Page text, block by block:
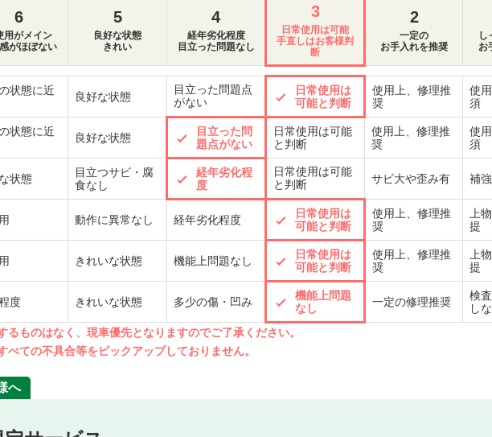
6
用がメイン
がほぼない
5
良好な状態
きれい
4
経年劣化程度
目立った問題なし
3
日常使用は可能
手直しはお客様判
断
2
一定の
お手入れを推奨
し
お
状態に近
良好な状態
目立った問題点
がない
日常使用は
可能と判断
使用上、修理推
奨
使
須
状態に近
良好な状態
目立った問
題点がない
日常使用は可能
と判断
使用上、修理推
奨
使
須
状態
目立つサビ・腐
食なし
経年劣化程
度
日常使用は可能
と判断
サビ大や歪み有 補
動作に異常なし 経年劣化程度
日常使用は
可能と判断
使用上、修理推
奨
上
提
きれいな状態 機能上問題なし
日常使用は
可能と判断
使用上、修理推
奨
上
提
度 きれいな状態 多少の傷・凹み
機能上問題
なし
一定の修理推奨
検
し
ものはなく、現車優先となりますのでご了承ください。
ての不具合等をピックアップしておりません。
へ